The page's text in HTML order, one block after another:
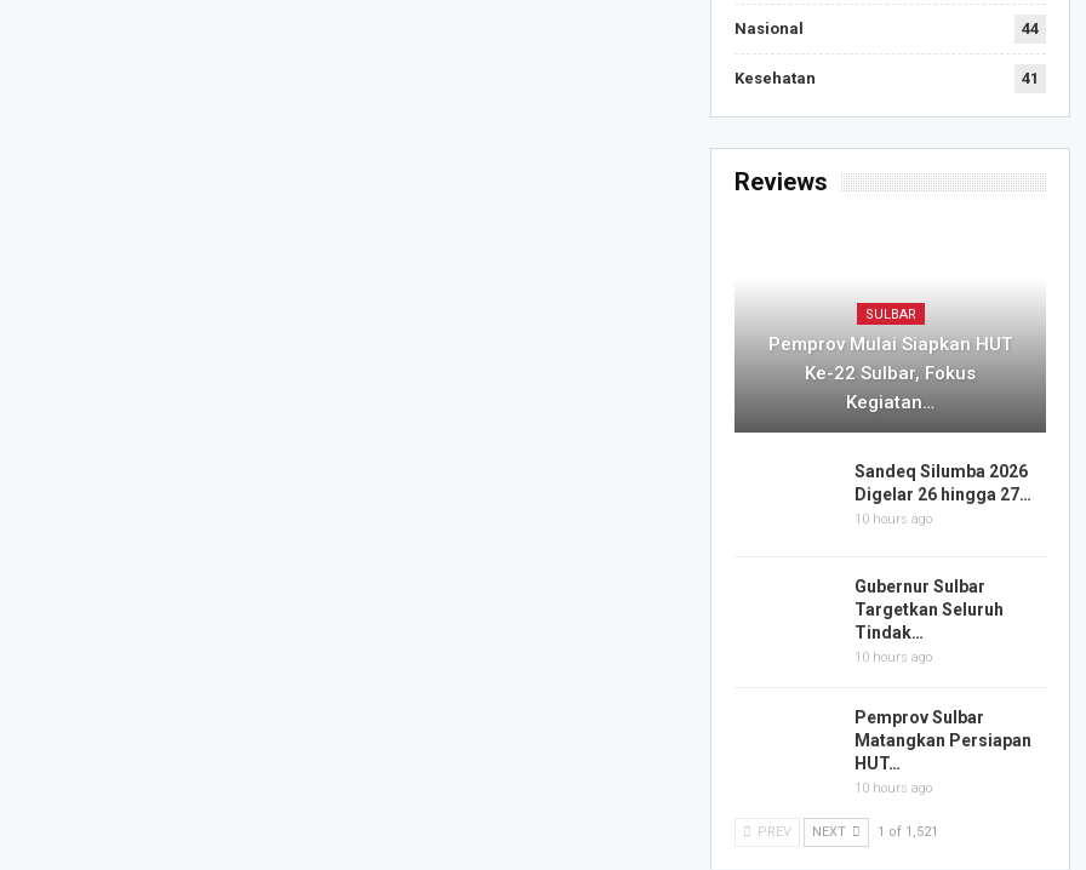
Nasional 44
Kesehatan 41
Reviews
SULBAR
Pemprov Mulai Siapkan HUT
Ke-22 Sulbar, Fokus
Kegiatan…
Sandeq Silumba 2026
Digelar 26 hingga 27…
10 hours ago
Gubernur Sulbar
Targetkan Seluruh
Tindak…
10 hours ago
Pemprov Sulbar
Matangkan Persiapan
HUT…
10 hours ago
PREV NEXT 1 of 1,521